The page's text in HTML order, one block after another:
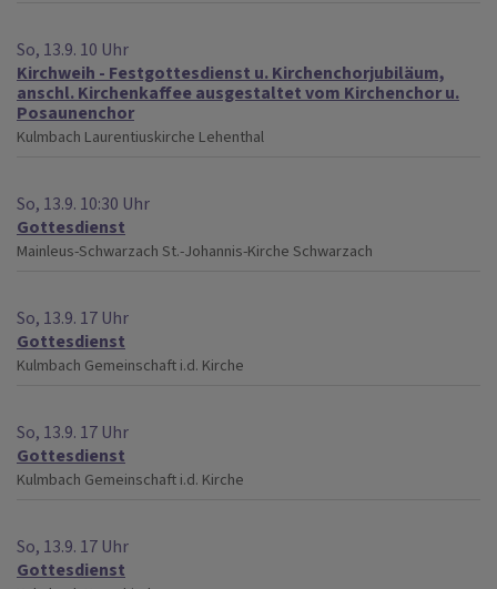
So, 13.9. 10 Uhr
Kirchweih - Festgottesdienst u. Kirchenchorjubiläum,
anschl. Kirchenkaffee ausgestaltet vom Kirchenchor u.
Posaunenchor
Kulmbach Laurentiuskirche Lehenthal
So, 13.9. 10:30 Uhr
Gottesdienst
Mainleus-Schwarzach St.-Johannis-Kirche Schwarzach
So, 13.9. 17 Uhr
Gottesdienst
Kulmbach Gemeinschaft i.d. Kirche
So, 13.9. 17 Uhr
Gottesdienst
Kulmbach Gemeinschaft i.d. Kirche
So, 13.9. 17 Uhr
Gottesdienst